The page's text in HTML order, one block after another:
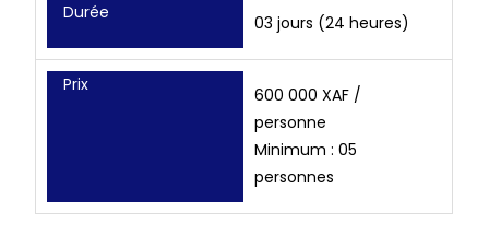
Durée 03 jours (24 heures)
Prix
600 000 XAF /
personne
Minimum : 05
personnes